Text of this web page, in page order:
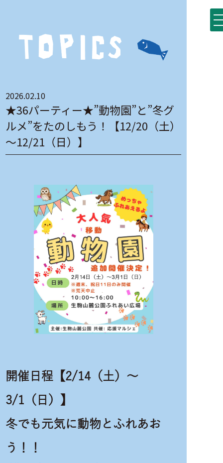
2026.02.10
★36パーティー★”動物園”と”冬グ
ルメ”をたのしもう！【12/20（土）
～12/21（日）】
開催日程【2/14（土）～
3/1（日）】
冬でも元気に動物とふれあお
う！！